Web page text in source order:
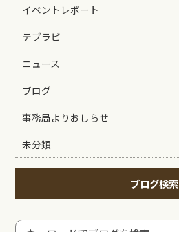
イベントレポート
テブラビ
ニュース
ブログ
事務局よりおしらせ
未分類
ブログ検索